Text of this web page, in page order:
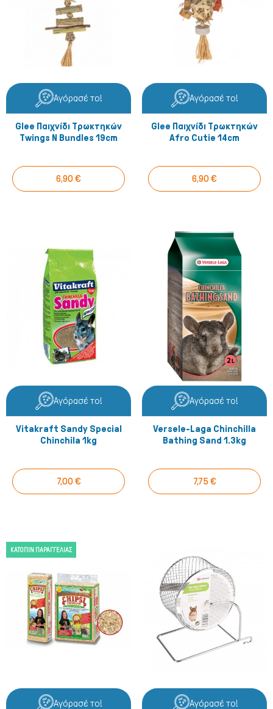
Αγόρασέ το!
Glee Παιχνίδι Τρωκτηκών
Twings N Bundles 19cm
6,90 €
Αγόρασέ το!
Glee Παιχνίδι Τρωκτηκών
Afro Cutie 14cm
6,90 €
Αγόρασέ το!
Vitakraft Sandy Special
Chinchila 1kg
7,00 €
Αγόρασέ το!
Versele-Laga Chinchilla
Bathing Sand 1.3kg
7,75 €
ΚΑΤΌΠΙΝ ΠΑΡΑΓΓΕΛΊΑΣ
Αγόρασέ το! Αγόρασέ το!